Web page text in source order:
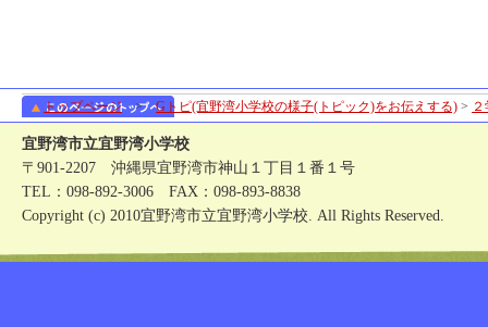
トップページ>Gトピ(宜野湾小学校の様子(トピック)をお伝えする) >
宜野湾市立宜野湾小学校
〒901-2207 沖縄県宜野湾市神山１丁目１番１号
TEL：098-892-3006 FAX：098-893-8838
Copyright (c) 2010宜野湾市立宜野湾小学校. All Rights Reserved.